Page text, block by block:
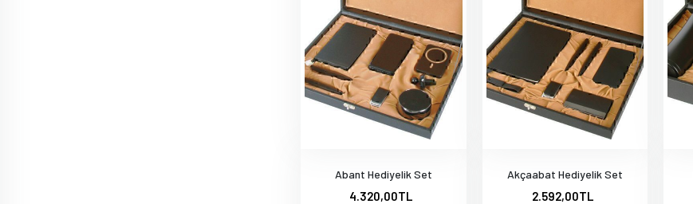
Abant Hediyelik Set
4.320,00TL
Akçaabat Hediyelik Set
2.592,00TL